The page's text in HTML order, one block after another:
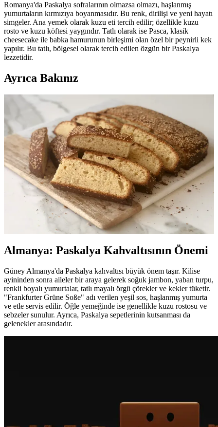
Romanya'da Paskalya sofralarının olmazsa olmazı, haşlanmış
yumurtaların kırmızıya boyanmasıdır. Bu renk, dirilişi ve yeni hayatı
simgeler. Ana yemek olarak kuzu eti tercih edilir; özellikle kuzu
rosto ve kuzu köftesi yaygındır. Tatlı olarak ise Pasca, klasik
cheesecake ile babka hamurunun birleşimi olan özel bir peynirli kek
yapılır. Bu tatlı, bölgesel olarak tercih edilen özgün bir Paskalya
lezzetidir.
Ayrıca Bakınız
Paskalya Sofralarında Dünya Çapında Geleneksel
Yemekler ve Kültürel Lezzetler
Paskalya sofralarında kırmızı yumurtalar, kuzu eti ve bölgesel tatlılar
öne çıkar. Farklı ülkelerde bu gelenekler, dini ve kültürel
anlamlarıyla çeşitlilik gösterir.
Paskalya Keki Tarifleri ve Süsleme İpuçlarıyla
Bahar Kutlaması İçin Lezzetli Seçenekler
Paskalya keki, renkli süslemeleri ve lezzetiyle bahar kutlamalarının
vazgeçilmez tatlısıdır. Evde kolayca yapabileceğiniz tarifler ve
süsleme önerileriyle bayramınızı daha özel kılın.
Almanya: Paskalya Kahvaltısının Önemi
Güney Almanya'da Paskalya kahvaltısı büyük önem taşır. Kilise
ayininden sonra aileler bir araya gelerek soğuk jambon, yaban turpu,
renkli boyalı yumurtalar, tatlı mayalı örgü çörekler ve kekler tüketir.
"Frankfurter Grüne Soße" adı verilen yeşil sos, haşlanmış yumurta
ve etle servis edilir. Öğle yemeğinde ise genellikle kuzu rostosu ve
sebzeler sunulur. Ayrıca, Paskalya sepetlerinin kutsanması da
gelenekler arasındadır.